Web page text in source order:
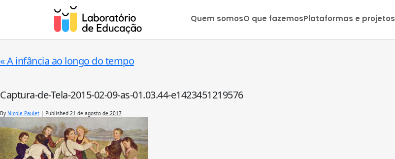
Quem somosO que fazemosPlataformas e projetos
«A infância ao longo do tempo
Captura-de-Tela-2015-02-09-as-01.03.44-e1423451219576
By Nicole Paulet | Published 21 de agosto de 2017